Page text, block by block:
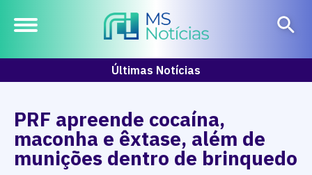
Últimas Notícias
PRF apreende cocaína,
maconha e êxtase, além de
munições dentro de brinquedo